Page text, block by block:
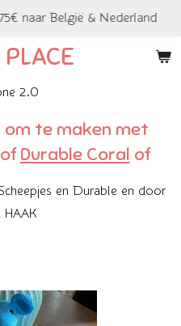
Winkel gesloten 8/8
2.0
te maken met
ofDurable Coral of
en Durable en door
HAAK